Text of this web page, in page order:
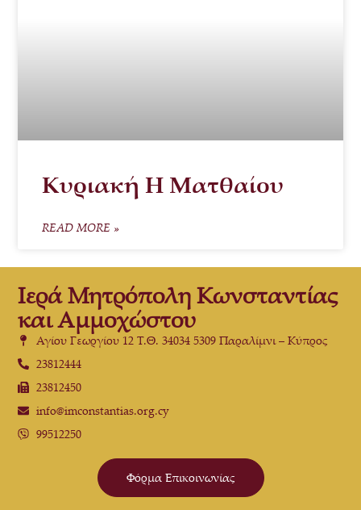
Κυριακή Η Ματθαίου
READ MORE »
Ιερά Μητρόπολη Κωνσταντίας
και Αμμοχώστου
Αγίου Γεωργίου 12 Τ.Θ. 34034 5309 Παραλίμνι – Κύπρος
23812444
23812450
info@imconstantias.org.cy
99512250
Φόρμα Επικοινωνίας